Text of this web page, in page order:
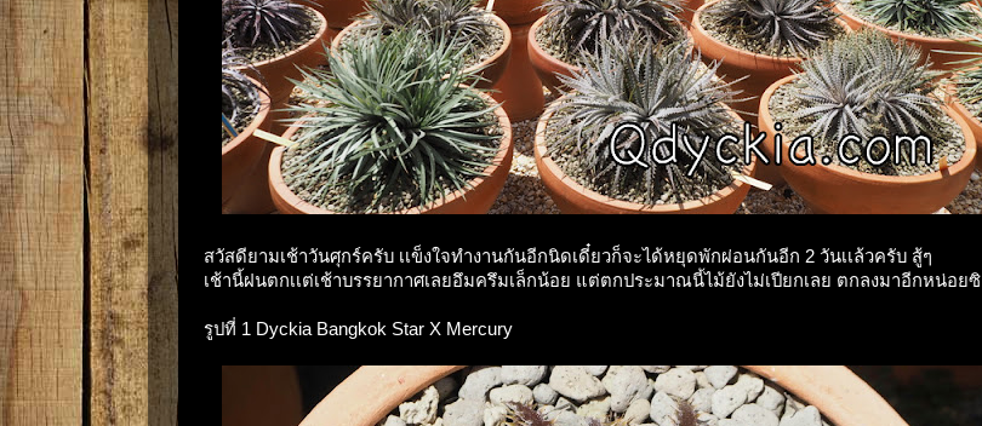
สวัสดียามเช้าวันศุกร์ครับ เเข็งใจทำงานกันอีกนิดเดี๋ยวก็จะได้หยุดพักผ่อนกันอีก 2 วันเเล้วครับ สู้ๆ
เช้านี้ฝนตกเเต่เช้าบรรยากาศเลยอึมครึมเล็กน้อย แต่ตกประมาณนี้ไม้ยังไม่เปียกเลย ตกลงมาอีกหน่อยซิ
รูปที่ 1 Dyckia Bangkok Star X Mercury